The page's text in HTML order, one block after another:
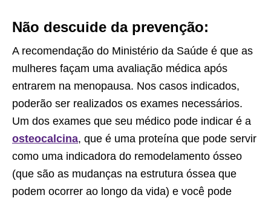
Não descuide da prevenção:
A recomendação do Ministério da Saúde é que as
mulheres façam uma avaliação médica após
entrarem na menopausa. Nos casos indicados,
poderão ser realizados os exames necessários.
Um dos exames que seu médico pode indicar é a
osteocalcina, que é uma proteína que pode servir
como uma indicadora do remodelamento ósseo
(que são as mudanças na estrutura óssea que
podem ocorrer ao longo da vida) e você pode